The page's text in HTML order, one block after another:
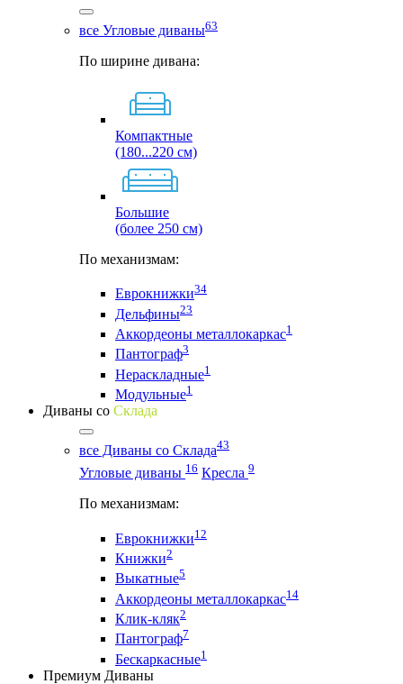
все Угловые диваны63
По ширине дивана:
Компактные
(180...220 см)
Большие
(более 250 см)
По механизмам:
Еврокнижки34
Дельфины23
Аккордеоны металлокаркас1
Пантограф3
Нераскладные1
Модульные1
Диваны со Склада
все Диваны со Склада43
Угловые диваны 16 Кресла 9
По механизмам:
Еврокнижки12
Книжки2
Выкатные5
Аккордеоны металлокаркас14
Клик-кляк2
Пантограф7
Бескаркасные1
Премиум Диваны